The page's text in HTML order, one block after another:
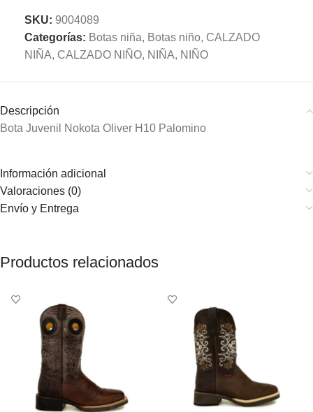
SKU: 9004089
Categorías: Botas niña, Botas niño, CALZADO
NIÑA, CALZADO NIÑO, NIÑA, NIÑO
Descripción
Bota Juvenil Nokota Oliver H10 Palomino
Información adicional
Valoraciones (0)
Envío y Entrega
Productos relacionados